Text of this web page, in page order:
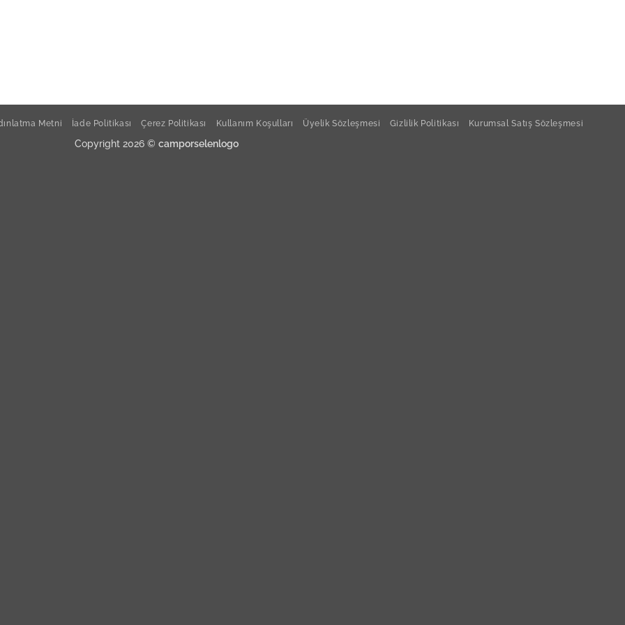
Metni İade Politikası Çerez Politikası Kullanım Koşulları Üyelik Sözleşmesi Gizlilik Politikası Kurumsal Satış Sözleşmesi
Copyright 2026 © camporselenlogo